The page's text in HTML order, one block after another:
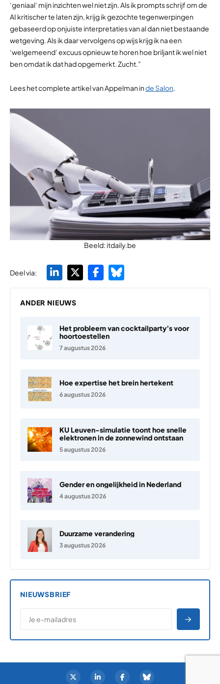
‘geniaal’ mijn inzichten wel niet zijn. Als ik prompts schrijf om de
AI kritischer te laten zijn, krijg ik gezochte tegenwerpingen
gebaseerd op onjuiste interpretaties van al dan niet bestaande
wetgeving. Als ik daar vervolgens op wijs krijg ik na een
‘welgemeend’ excuus opnieuw te horen hoe briljant ik wel niet
ben omdat ik dat had opgemerkt. Zucht.”
Lees het complete artikel van Appelman inde Salon
Beeld: itdaily.be
Deel via:
ANDER NIEUWS
Het probleem van cocktailparty’s voor
hoortoestellen
7 augustus 2026
Hoe expertise het brein hertekent
6 augustus 2026
KU Leuven-simulatie toont hoe snelle
elektronen in de zonnewind ontstaan
5 augustus 2026
Gender en ongelijkheid in Nederland
4 augustus 2026
Duurzame verandering
3 augustus 2026
NIEUWSBRIEF
E-MAILADRES
*